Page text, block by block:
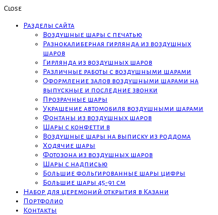
Close
Разделы сайта
Воздушные шары с печатью
Разнокалиберная гирлянда из воздушных
шаров
Гирлянда из воздушных шаров
Различные работы с воздушными шарами
Оформление залов воздушными шарами на
выпускные и последние звонки
Прозрачные шары
Украшение автомобиля воздушными шарами
Фонтаны из воздушных шаров
Шары с конфетти в
Воздушные шары на выписку из роддома
Ходячие шары
Фотозона из воздушных шаров
Шары с надписью
Большие фольгированные шары цифры
Большие шары 45-91 см
Набор для церемоний открытия в Казани
Портфолио
Контакты